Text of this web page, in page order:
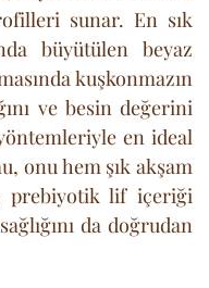
sunar. En sık
büyütülen beyaz
kuşkonmazın
ve besin değerini
en ideal
onu hem şık akşam
prebiyotik lif içeriği
da doğrudan